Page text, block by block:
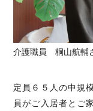
介護職員 桐山航輔
定員６５人の中規
員がご入居者とご